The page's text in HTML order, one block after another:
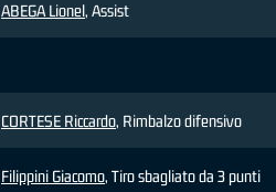
ABEGA Lionel, Assist
CORTESE Riccardo, Rimbalzo difensivo
Filippini Giacomo, Tiro sbagliato da 3 punti